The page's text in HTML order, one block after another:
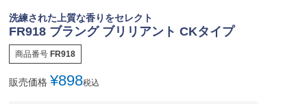
洗練された上質な香りをセレクト
FR918 ブラング ブリリアント CKタイプ
商品番号 FR918
販売価格 ¥898税込